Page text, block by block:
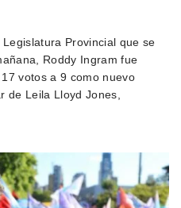
Provincial que se
Roddy Ingram fue
votos a 9 como nuevo
de Leila Lloyd Jones,